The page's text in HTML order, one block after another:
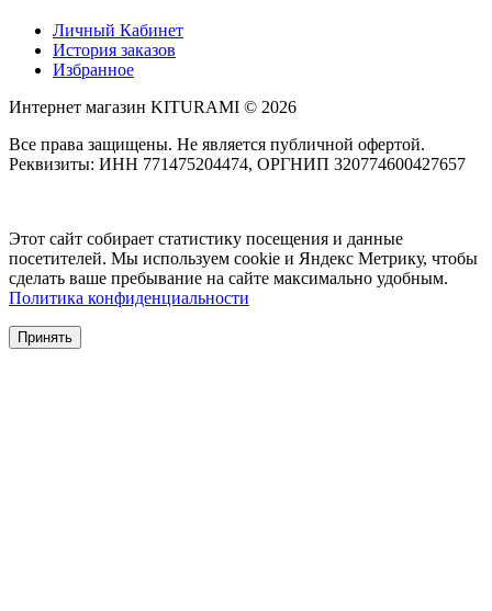
Личный Кабинет
История заказов
Избранное
Интернет магазин KITURAMI © 2026
Все права защищены. Не является публичной офертой.
Реквизиты: ИНН 771475204474, ОРГНИП 320774600427657
Этот сайт собирает статистику посещения и данные
посетителей. Мы используем cookie и Яндекс Метрику, чтобы
сделать ваше пребывание на сайте максимально удобным.
Политика конфиденциальности
Принять